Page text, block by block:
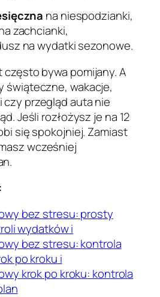
na niespodzianki,
zachcianki,
na wydatki sezonowe.
bywa pomijany. A
świąteczne, wakacje,
przegląd auta nie
Jeśli rozłożysz je na 12
się spokojniej. Zamiast
wcześniej
bez stresu: prosty
wydatków i
bez stresu: kontrola
po kroku i
krok po kroku: kontrola